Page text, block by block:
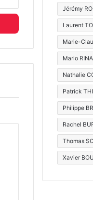
Jérémy
Laurent
Marie-
Mario
Nathalie
Patrick
Philippe
Rachel
Thomas
Xavier